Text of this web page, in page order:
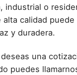
industrial o
alta calidad
y duradera.
una
puedes